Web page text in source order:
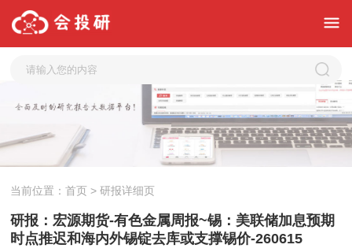
当前位置：首页 > 研报详细页
研报：宏源期货-有色金属周报~锡：美联储加息预期
时点推迟和海内外锡锭去库或支撑锡价-260615